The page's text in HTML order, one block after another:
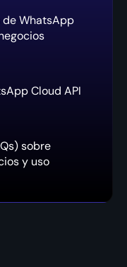
de WhatsApp
Cloud API
sobre
y uso